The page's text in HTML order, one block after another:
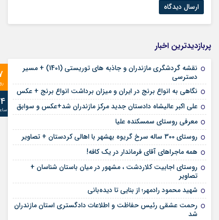
پربازدیدترین اخبار
نقشه گردشگری مازندران و جاذبه های توریستی (1401) + مسیر
دسترسی
نگاهی به انواع برنج در ایران و میزان برداشت انواع برنج + عکس
علی‌ اکبر عالیشاه دادستان جدید مرکز مازندران شد+عکس و سوابق
معرفی روستای سمسکنده علیا
روستای 300 ساله سرخ ‌گریوه بهشهر با اهالی کردستان + تصاویر
همه ماجراهای آقای فرماندار در یک کافه!
روستای اجابیت کلاردشت ، مشهور در میان باستان شناسان +
تصاویر
شهید محمود رادمهر؛ از بنایی تا دیده‌بانی
رحمت عشقی رئیس حفاظت و اطلاعات دادگستری استان مازندران
شد